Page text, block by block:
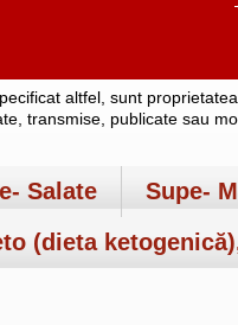
altfel, sunt
transmise, publicate sau
Salate Supe-
(dieta